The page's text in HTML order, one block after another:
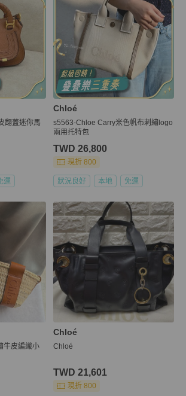
翻蓋迷你馬
運
Chloé
s5563-Chloe Carry米色帆布刺繡logo
兩用托特包
TWD 26,800
現折 800
狀況良好 本地 免運
牛皮編織小
Chloé
Chloé
TWD 21,601
現折 800